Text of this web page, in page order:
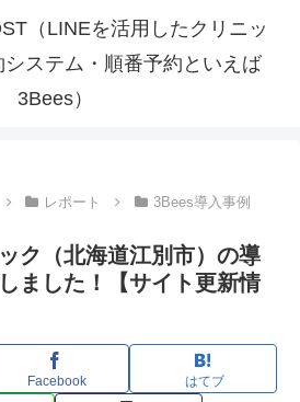
レポート 3Bees導入事例
ク（北海道江別市）の導
ました！【サイト更新情
Facebook はてブ